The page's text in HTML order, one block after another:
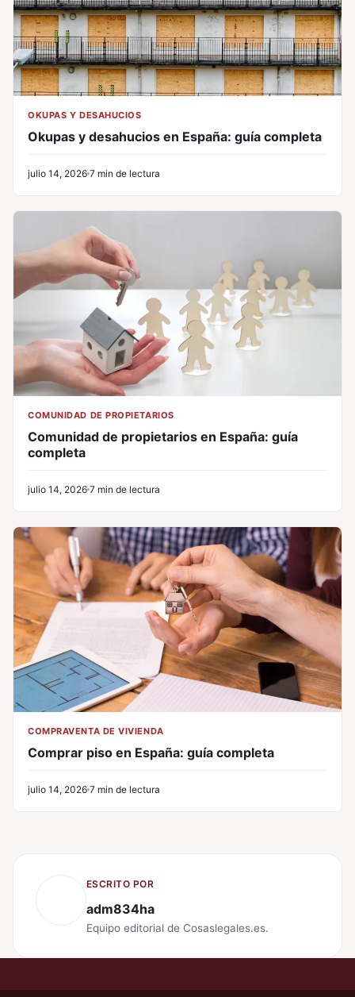
OKUPAS Y DESAHUCIOS
Okupas y desahucios en España: guía completa
julio 14, 2026 7 min de lectura
COMUNIDAD DE PROPIETARIOS
Comunidad de propietarios en España: guía
completa
julio 14, 2026 7 min de lectura
COMPRAVENTA DE VIVIENDA
Comprar piso en España: guía completa
julio 14, 2026 7 min de lectura
ESCRITO POR
adm834ha
Equipo editorial de Cosaslegales.es.